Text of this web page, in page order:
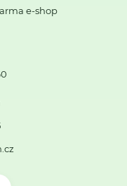
e-shop